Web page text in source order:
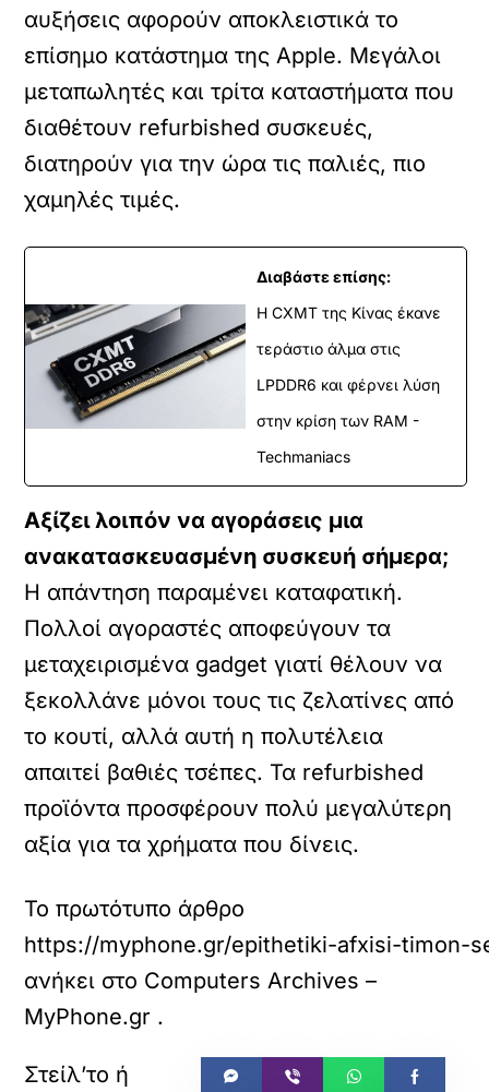
αυξήσεις αφορούν αποκλειστικά το
επίσημο κατάστημα της Apple. Μεγάλοι
μεταπωλητές και τρίτα καταστήματα που
διαθέτουν refurbished συσκευές,
διατηρούν για την ώρα τις παλιές, πιο
χαμηλές τιμές.
Διαβάστε επίσης:
Η CXMT της Κίνας έκανε
τεράστιο άλμα στις
LPDDR6 και φέρνει λύση
στην κρίση των RAM -
Techmaniacs
Αξίζει λοιπόν να αγοράσεις μια
ανακατασκευασμένη συσκευή σήμερα;
Η απάντηση παραμένει καταφατική.
Πολλοί αγοραστές αποφεύγουν τα
μεταχειρισμένα gadget γιατί θέλουν να
ξεκολλάνε μόνοι τους τις ζελατίνες από
το κουτί, αλλά αυτή η πολυτέλεια
απαιτεί βαθιές τσέπες. Τα refurbished
προϊόντα προσφέρουν πολύ μεγαλύτερη
αξία για τα χρήματα που δίνεις.
Το πρωτότυπο άρθρο
https://myphone.gr/epithetiki-afxisi-timon-
ανήκει στο Computers Archives –
MyPhone.gr .